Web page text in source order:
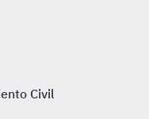
Civil